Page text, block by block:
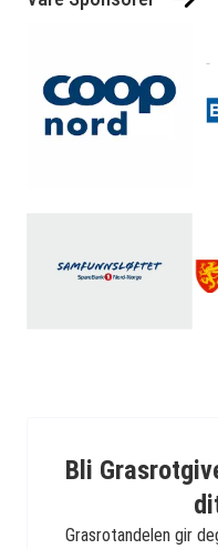
Bli
Grasrotandelen gir